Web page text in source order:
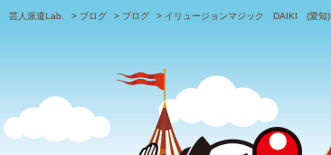
芸人派遣Lab. > ブログ > ブログ > イリュージョンマジック DAIKI (愛知)